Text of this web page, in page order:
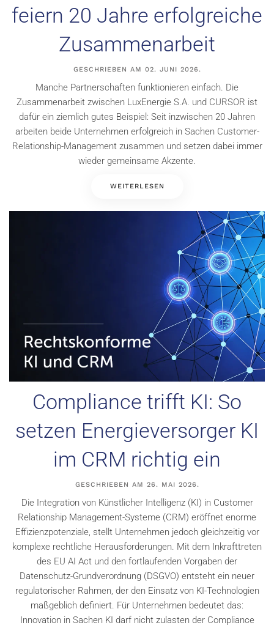
feiern 20 Jahre erfolgreiche
Zusammenarbeit
GESCHRIEBEN AM 02. JUNI 2026.
Manche Partnerschaften funktionieren einfach. Die
Zusammenarbeit zwischen LuxEnergie S.A. und CURSOR ist
dafür ein ziemlich gutes Beispiel: Seit inzwischen 20 Jahren
arbeiten beide Unternehmen erfolgreich in Sachen Customer-
Relationship-Management zusammen und setzen dabei immer
wieder gemeinsame Akzente.
WEITERLESEN
Compliance trifft KI: So
setzen Energieversorger KI
im CRM richtig ein
GESCHRIEBEN AM 26. MAI 2026.
Die Integration von Künstlicher Intelligenz (KI) in Customer
Relationship Management-Systeme (CRM) eröffnet enorme
Effizienzpotenziale, stellt Unternehmen jedoch gleichzeitig vor
komplexe rechtliche Herausforderungen. Mit dem Inkrafttreten
des EU AI Act und den fortlaufenden Vorgaben der
Datenschutz-Grundverordnung (DSGVO) entsteht ein neuer
regulatorischer Rahmen, der den Einsatz von KI-Technologien
maßgeblich definiert. Für Unternehmen bedeutet das:
Innovation in Sachen KI darf nicht zulasten der Compliance